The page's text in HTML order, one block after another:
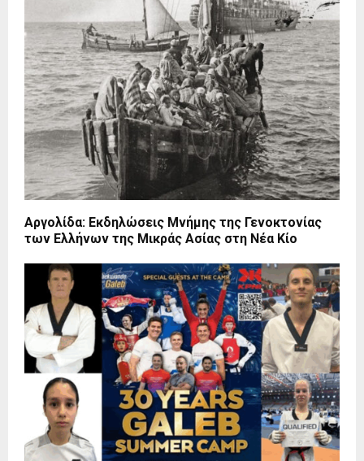
Αργολίδα: Εκδηλώσεις Μνήμης της Γενοκτονίας
των Ελλήνων της Μικράς Ασίας στη Νέα Κίο